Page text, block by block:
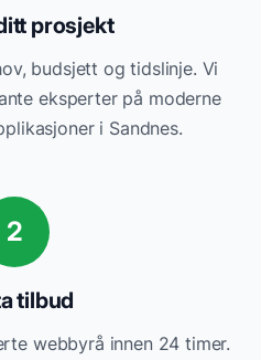
prosjekt
budsjett og tidslinje. Vi
eksperter på moderne
i Sandnes.
2
tilbud
webbyrå innen 24 timer.